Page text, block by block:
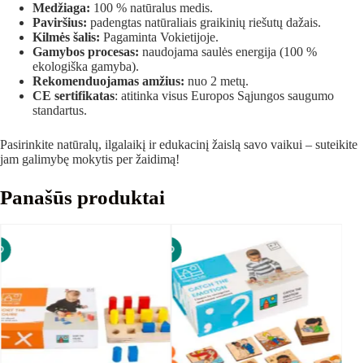
Medžiaga: 100 % natūralus medis.
Paviršius: padengtas natūraliais graikinių riešutų dažais.
Kilmės šalis: Pagaminta Vokietijoje.
Gamybos procesas: naudojama saulės energija (100 %
ekologiška gamyba).
Rekomenduojamas amžius: nuo 2 metų.
CE sertifikatas: atitinka visus Europos Sąjungos saugumo
standartus.
Pasirinkite natūralų, ilgalaikį ir edukacinį žaislą savo vaikui – suteikite
jam galimybę mokytis per žaidimą!
Panašūs produktai